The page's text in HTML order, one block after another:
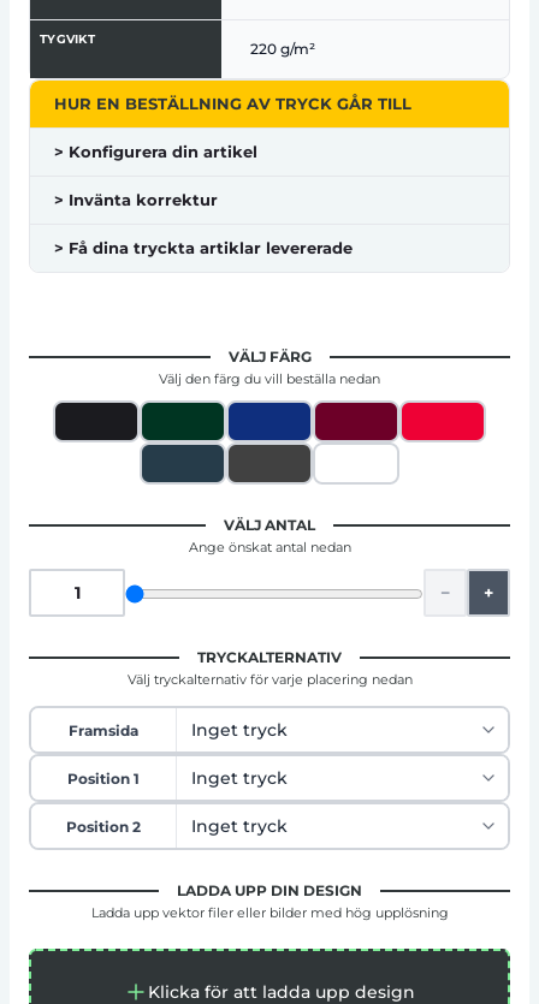
TYGVIKT
220 g/m²
HUR EN BESTÄLLNING AV TRYCK GÅR TILL
> Konfigurera din artikel
> Invänta korrektur
> Få dina tryckta artiklar levererade
VÄLJ FÄRG
Välj den färg du vill beställa nedan
VÄLJ ANTAL
Ange önskat antal nedan
− +
TRYCKALTERNATIV
Välj tryckalternativ för varje placering nedan
Framsida
Position 1
Position 2
LADDA UPP DIN DESIGN
Ladda upp vektor filer eller bilder med hög upplösning
Klicka för att ladda upp design